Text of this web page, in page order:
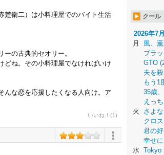
楚衛二）は小料理屋でのバイト生活
の古典的セオリー。
どね。その小料理屋でなければいけ
な恋を応援したくなる人向け。ア
いいね！(1)
クール
2026年7
月
風、
ブラ
GTO
夫を
もう1
35歳
えっ
火
さよ
クロ
君の
幸せ
水 Tokyo